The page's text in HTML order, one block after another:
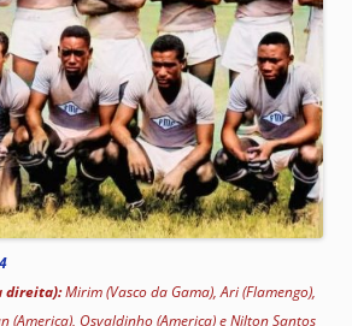
direita):Mirim (Vasco da Gama), Ari (Flamengo),
(America), Osvaldinho (America) e Nilton Santos